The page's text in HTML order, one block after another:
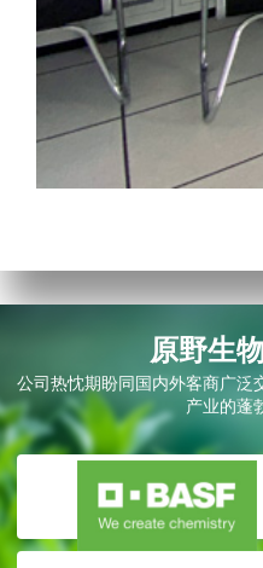
原野生
公司热忱期盼同国内外客商广泛
产业的蓬